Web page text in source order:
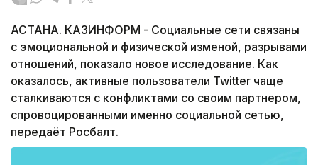
АСТАНА. КАЗИНФОРМ - Социальные сети связаны
с эмоциональной и физической изменой, разрывами
отношений, показало новое исследование. Как
оказалось, активные пользователи Twitter чаще
сталкиваются с конфликтами со своим партнером,
спровоцированными именно социальной сетью,
передаёт Росбалт.